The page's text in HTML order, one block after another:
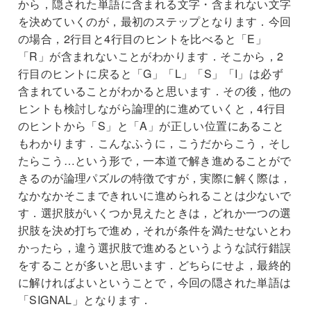
から，隠された単語に含まれる文字・含まれない文字
を決めていくのが，最初のステップとなります．今回
の場合，2行目と4行目のヒントを比べると「E」
「R」が含まれないことがわかります．そこから，2
行目のヒントに戻ると「G」「L」「S」「I」は必ず
含まれていることがわかると思います．その後，他の
ヒントも検討しながら論理的に進めていくと，4行目
のヒントから「S」と「A」が正しい位置にあること
もわかります．こんなふうに，こうだからこう，そし
たらこう…という形で，一本道で解き進めることがで
きるのが論理パズルの特徴ですが，実際に解く際は，
なかなかそこまできれいに進められることは少ないで
す．選択肢がいくつか見えたときは，どれか一つの選
択肢を決め打ちで進め，それが条件を満たせないとわ
かったら，違う選択肢で進めるというような試行錯誤
をすることが多いと思います．どちらにせよ，最終的
に解ければよいということで，今回の隠された単語は
「SIGNAL」となります．